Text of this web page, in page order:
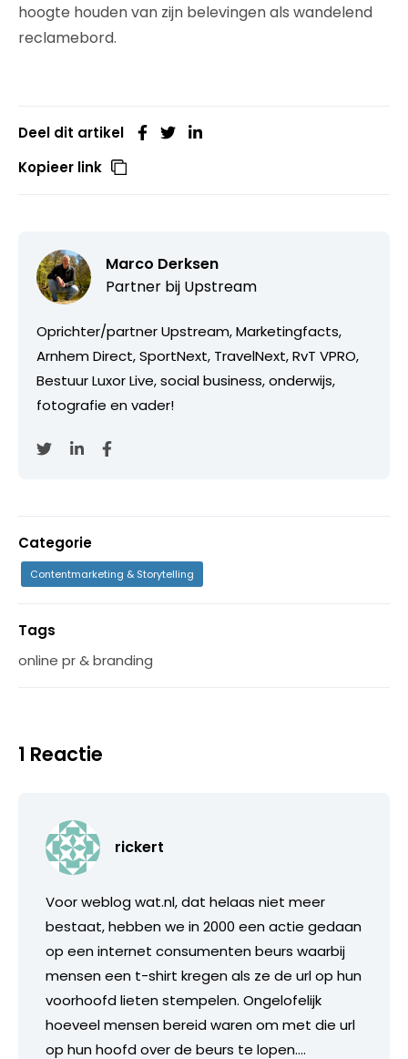
hoogte houden van zijn belevingen als wandelend
reclamebord.
Deel dit artikel
Kopieer link
Marco Derksen
Partner bij Upstream
Oprichter/partner Upstream, Marketingfacts,
Arnhem Direct, SportNext, TravelNext, RvT VPRO,
Bestuur Luxor Live, social business, onderwijs,
fotografie en vader!
Categorie
Contentmarketing & Storytelling
Tags
online pr & branding
1 Reactie
rickert
Voor weblog wat.nl, dat helaas niet meer
bestaat, hebben we in 2000 een actie gedaan
op een internet consumenten beurs waarbij
mensen een t-shirt kregen als ze de url op hun
voorhoofd lieten stempelen. Ongelofelijk
hoeveel mensen bereid waren om met die url
op hun hoofd over de beurs te lopen….